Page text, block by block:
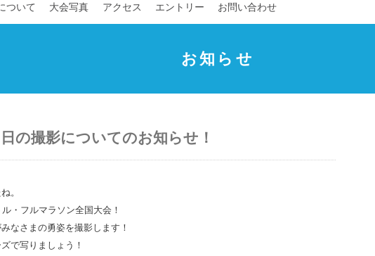
ついて 大会写真 アクセス エントリー お問い合わせ
お知らせ
の撮影についてのお知らせ！
。
・フルマラソン全国大会！
なさまの勇姿を撮影 します！
で写りましょう！